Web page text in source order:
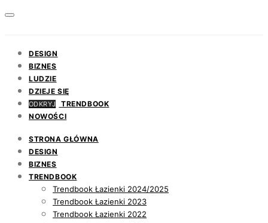
DESIGN
BIZNES
LUDZIE
DZIEJE SIĘ
ODKRYJ
TRENDBOOK
NOWOŚCI
STRONA GŁÓWNA
DESIGN
BIZNES
TRENDBOOK
Trendbook Łazienki 2024/2025
Trendbook Łazienki 2023
Trendbook Łazienki 2022